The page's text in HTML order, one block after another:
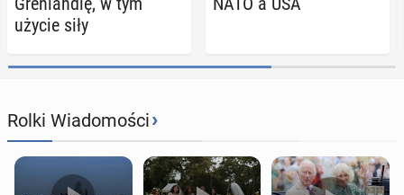
użycie siły
Rolki Wiadomości›